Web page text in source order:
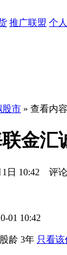
推广联盟 个
股市 » 查看内容
金汇
日 10:42 评论
10:42
龄 3年 只看该